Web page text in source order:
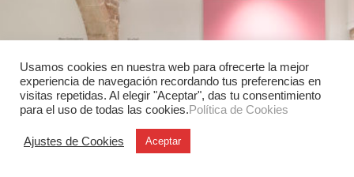
Usamos cookies en nuestra web para ofrecerte la mejor
experiencia de navegación recordando tus preferencias en
visitas repetidas. Al elegir "Aceptar", das tu consentimiento
para el uso de todas las cookies.Política de Cookies
Ajustes de Cookies Aceptar